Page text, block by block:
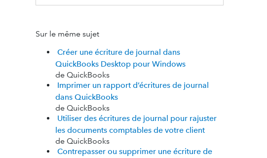
Sur le même sujet
Créer une écriture de journal dans
QuickBooks Desktop pour Windows
de QuickBooks
Imprimer un rapport d’écritures de journal
dans QuickBooks
de QuickBooks
Utiliser des écritures de journal pour rajuster
les documents comptables de votre client
de QuickBooks
Contrepasser ou supprimer une écriture de